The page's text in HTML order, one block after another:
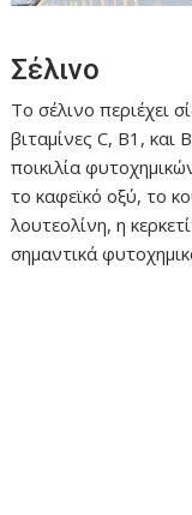
Σέλινο
Το σέλινο περιέχει
βιταμίνες C, B1, και
ποικιλία
το καφεϊκό οξύ, το
λουτεολίνη, η
σημαντικά